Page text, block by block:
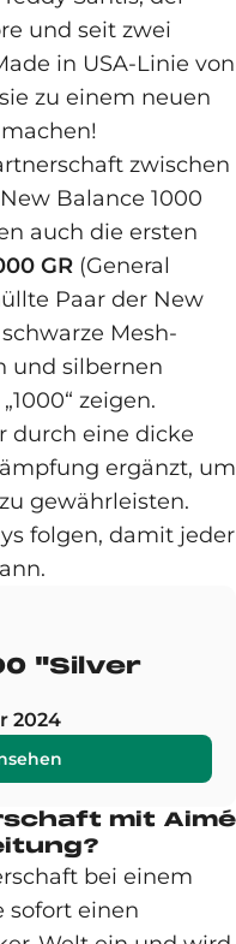
und seit zwei
in USA-Linie von
zu einem neuen
zwischen
Balance 1000
auch die ersten
GR (General
Paar der New
Mesh-
und silbernen
zeigen.
durch eine dicke
ergänzt, um
gewährleisten.
folgen, damit jeder
"Silver
2024
mit Aimé
bei einem
sofort einen